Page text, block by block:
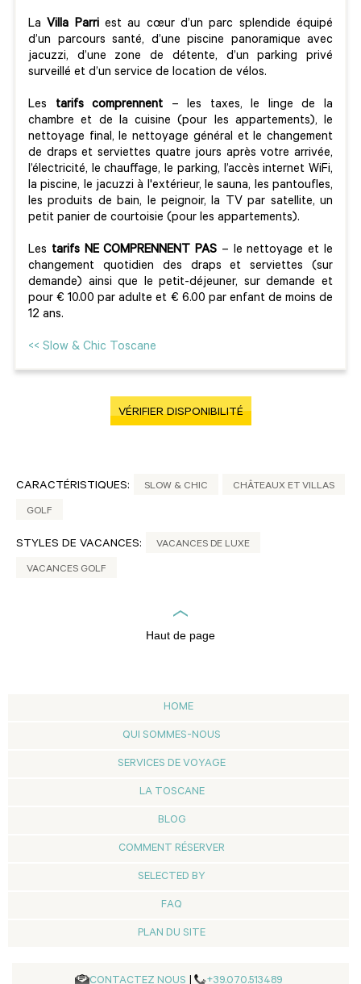
La Villa Parriest au cœur d’un parc splendide équipé
d’un parcours santé, d’une piscine panoramique avec
jacuzzi, d’une zone de détente, d’un parking privé
surveillé et d’un service de location de vélos.
Les tarifs comprennent – les taxes, le linge de la
chambre et de la cuisine (pour les appartements), le
nettoyage final, le nettoyage général et le changement
de draps et serviettes quatre jours après votre arrivée,
l’électricité, le chauffage, le parking, l’accès internet WiFi,
la piscine, le jacuzzi à l'extérieur, le sauna, les pantoufles,
les produits de bain, le peignoir, la TV par satellite, un
petit panier de courtoisie (pour les appartements).
Les tarifs NE COMPRENNENT PAS – le nettoyage et le
changement quotidien des draps et serviettes (sur
demande) ainsi que le petit-déjeuner, sur demande et
pour € 10.00 par adulte et € 6.00 par enfant de moins de
12 ans.
<< Slow & Chic Toscane
VÉRIFIER DISPONIBILITÉ
CARACTÉRISTIQUES: SLOW & CHIC CHÂTEAUX ET VILLAS
GOLF
STYLES DE VACANCES: VACANCES DE LUXE
VACANCES GOLF
Haut de page
HOME
QUI SOMMES-NOUS
SERVICES DE VOYAGE
LA TOSCANE
BLOG
COMMENT RÉSERVER
SELECTED BY
FAQ
PLAN DU SITE
CONTACTEZ NOUS | +39.070.513489